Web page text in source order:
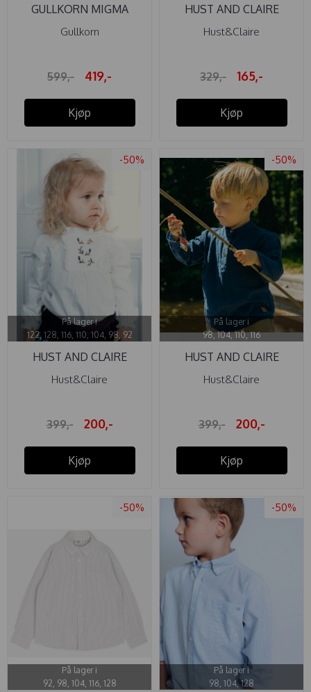
GULLKORN MIGMA
SKJORTE BEIGE
Gullkorn
599,- 419,-
Kjøp
HUST AND CLAIRE
SKJORTE ROSS ...
Hust&Claire
329,- 165,-
Kjøp
-50%
På lager i
122, 128, 116, 110, 104, 98, 92
HUST AND CLAIRE
BLUSE ALMA ...
Hust&Claire
399,- 200,-
Kjøp
-50%
På lager i
98, 104, 110, 116
HUST AND CLAIRE
SKJORTE ...
Hust&Claire
399,- 200,-
Kjøp
-50%
På lager i
92, 98, 104, 116, 128
-50%
På lager i
98, 104, 128